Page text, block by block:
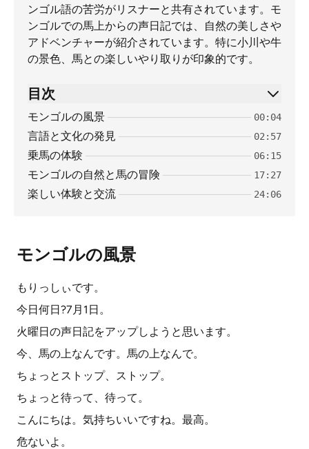
ンゴル語の苦労がリスナーと共有されています。モ
ンゴルでの馬上からの声日記では、自然の美しさや
アドベンチャーが紹介されています。特に小川や牛
の景色、馬との楽しいやり取りが印象的です。
目次
モンゴルの風景 00:04
言語と文化の発見 02:57
乗馬の体験 06:15
モンゴルの自然と馬の冒険 17:27
楽しい体験と交流 24:06
モンゴルの風景
もりっしぃです。
今日何日?7月1日。
火曜日の声日記をアップしようと思います。
今、馬の上なんです。馬の上なんで。
ちょっとストップ、ストップ。
ちょっと待って、待って。
こんにちは。気持ちいいですね。最高。
危ないよ。